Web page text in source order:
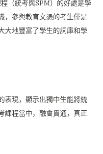
（統考與SPM） 的好處是學
參與教育文憑的考生僅是
大地豐富了學生的詞庫和學
現， 顯示出獨中生能將統
程當中， 融會貫通，真正